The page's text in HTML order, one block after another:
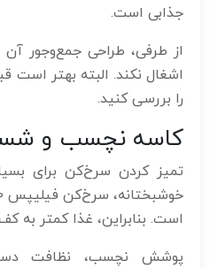
جذابی است.
از طرفی، طراحی جمع‌وجور
اشغال نکند. البته بهتر است
را بررسی کنید.
کاسه نچسب و
تمیز کردن سرخ‌کن برای
است. بنابراین، غذا کمتر به
پوشش نچسب، نظافت